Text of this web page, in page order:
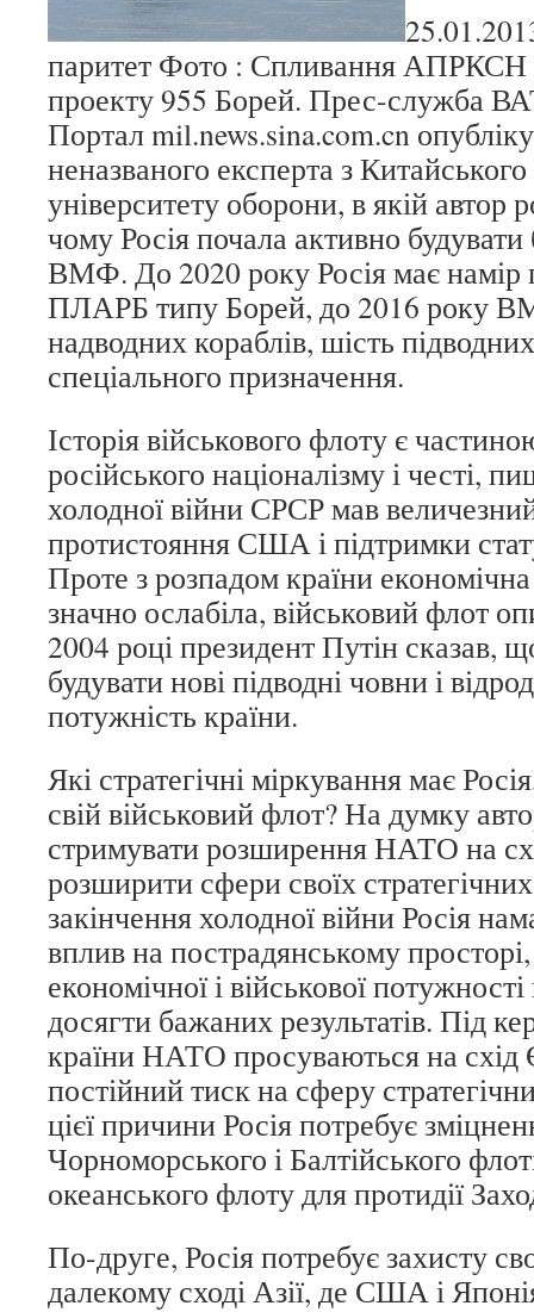
паритет Фото : Спливання
проекту 955 Борей. Прес-служба
Портал mil.news.sina.com.cn
неназваного експерта з
університету оборони, в якій автор
чому Росія почала активно будувати
ВМФ. До 2020 року Росія має намір
ПЛАРБ типу Борей, до 2016 року
надводних кораблів, шість
спеціального призначення.
Історія військового флоту є
російського націоналізму і честі,
холодної війни СРСР мав
протистояння США і підтримки
Проте з розпадом країни економічна
значно ослабіла, військовий флот
2004 році президент Путін сказав,
будувати нові підводні човни і
потужність країни.
Які стратегічні міркування має
свій військовий флот? На думку
стримувати розширення НАТО на
розширити сфери своїх
закінчення холодної війни Росія
вплив на пострадянському
економічної і військової
досягти бажаних результатів. Під
країни НАТО просуваються на схід
постійний тиск на сферу
цієї причини Росія потребує
Чорноморського і Балтійського
океанського флоту для протидії
По-друге, Росія потребує захисту
далекому сході Азії, де США і